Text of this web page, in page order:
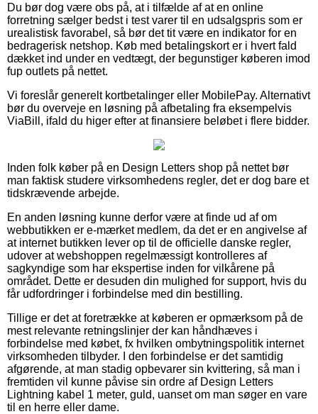
Du bør dog være obs på, at i tilfælde af at en online
forretning sælger bedst i test varer til en udsalgspris som er
urealistisk favorabel, så bør det tit være en indikator for en
bedragerisk netshop. Køb med betalingskort er i hvert fald
dækket ind under en vedtægt, der begunstiger køberen imod
fup outlets på nettet.
Vi foreslår generelt kortbetalinger eller MobilePay. Alternativt
bør du overveje en løsning på afbetaling fra eksempelvis
ViaBill, ifald du higer efter at finansiere beløbet i flere bidder.
Inden folk køber på en Design Letters shop på nettet bør
man faktisk studere virksomhedens regler, det er dog bare et
tidskrævende arbejde.
En anden løsning kunne derfor være at finde ud af om
webbutikken er e-mærket medlem, da det er en angivelse af
at internet butikken lever op til de officielle danske regler,
udover at webshoppen regelmæssigt kontrolleres af
sagkyndige som har ekspertise inden for vilkårene på
området. Dette er desuden din mulighed for support, hvis du
får udfordringer i forbindelse med din bestilling.
Tillige er det at foretrække at køberen er opmærksom på de
mest relevante retningslinjer der kan håndhæves i
forbindelse med købet, fx hvilken ombytningspolitik internet
virksomheden tilbyder. I den forbindelse er det samtidig
afgørende, at man stadig opbevarer sin kvittering, så man i
fremtiden vil kunne påvise sin ordre af Design Letters
Lightning kabel 1 meter, guld, uanset om man søger en vare
til en herre eller dame.